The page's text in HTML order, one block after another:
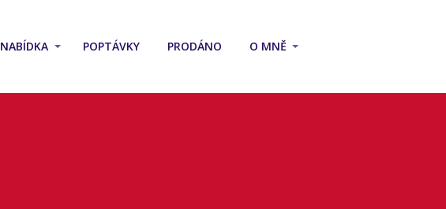
NABÍDKA POPTÁVKY PRODÁNO O MNĚ